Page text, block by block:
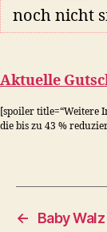
noch nicht
Aktuelle
[spoiler title=“Weitere
die bis zu 43 %
← Baby